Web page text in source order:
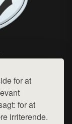
for at
for at
irriterende.
privatlivspolitik